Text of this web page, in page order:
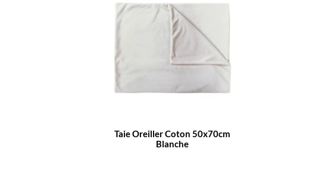
Taie Oreiller Coton 50x70cm
Blanche